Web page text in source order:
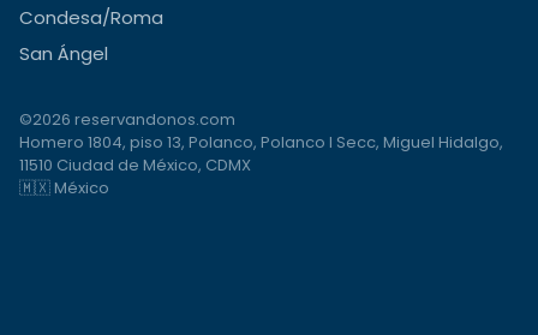
Condesa/Roma
San Ángel
©2026 reservandonos.com
Homero 1804, piso 13, Polanco, Polanco I Secc, Miguel Hidalgo,
11510 Ciudad de México, CDMX
🇲🇽 México